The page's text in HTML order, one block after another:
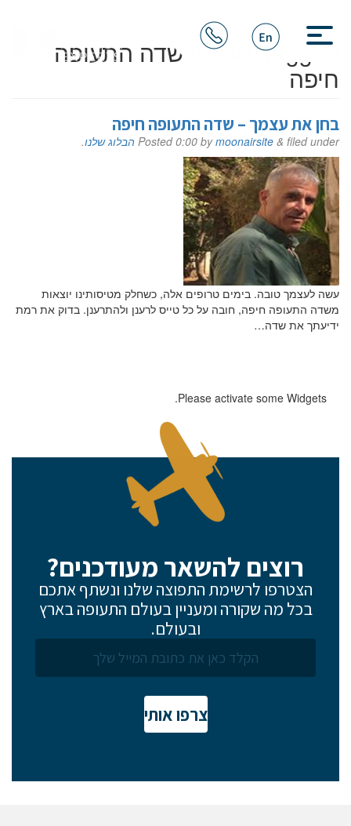
Posts Tagged: שדה התעופה
חיפה
בחן את עצמך – שדה התעופה חיפה
Posted0:00 bymoonairsite & filed under הבלוג שלנו.
עשה לעצמך טובה. בימים טרופים אלה, כשחלק מטיסותינו יוצאות
משדה התעופה חיפה, חובה על כל טייס לרענן ולהתרענן. בדוק את רמת
ידיעתך את שדה…
Please activate some Widgets.
רוצים להשאר מעודכנים?
הצטרפו לרשימת התפוצה שלנו ונשתף אתכם
בכל מה שקורה ומעניין בעולם התעופה בארץ
ובעולם.
צרפו אותי
אם הגעתם לפה,
בפרטים נוספים.